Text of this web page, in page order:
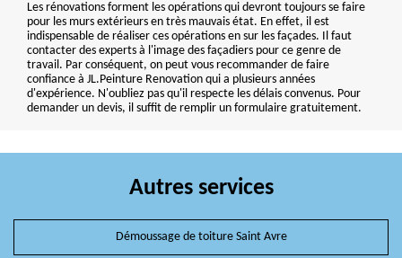
Les rénovations forment les opérations qui devront toujours se faire
pour les murs extérieurs en très mauvais état. En effet, il est
indispensable de réaliser ces opérations en sur les façades. Il faut
contacter des experts à l'image des façadiers pour ce genre de
travail. Par conséquent, on peut vous recommander de faire
confiance à JL.Peinture Renovation qui a plusieurs années
d'expérience. N'oubliez pas qu'il respecte les délais convenus. Pour
demander un devis, il suffit de remplir un formulaire gratuitement.
Autres services
Démoussage de toiture Saint Avre